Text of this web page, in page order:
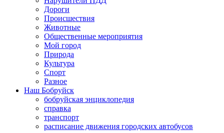
Дороги
Происшествия
Животные
Общественные мероприятия
Мой город
Природа
Культура
Спорт
Разное
Наш Бобруйск
бобруйская энциклопедия
справка
транспорт
расписание движения городских автобусов